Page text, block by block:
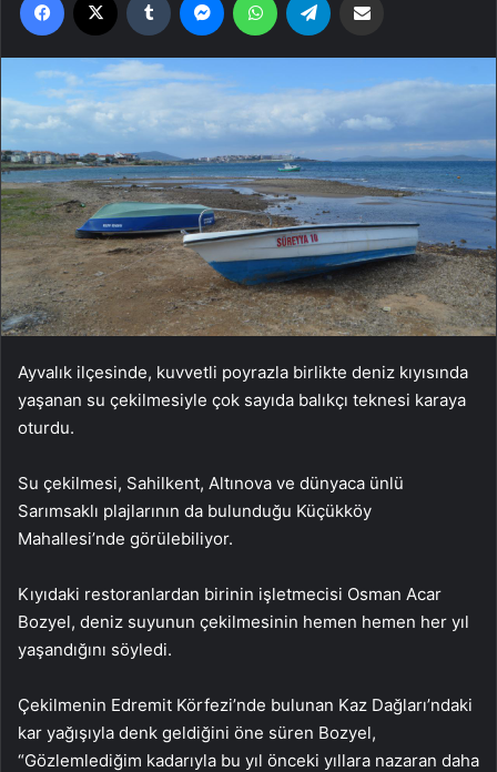
Ayvalık ilçesinde, kuvvetli poyrazla birlikte deniz kıyısında
yaşanan su çekilmesiyle çok sayıda balıkçı teknesi karaya
oturdu.
Su çekilmesi, Sahilkent, Altınova ve dünyaca ünlü
Sarımsaklı plajlarının da bulunduğu Küçükköy
Mahallesi’nde görülebiliyor.
Kıyıdaki restoranlardan birinin işletmecisi Osman Acar
Bozyel, deniz suyunun çekilmesinin hemen hemen her yıl
yaşandığını söyledi.
Çekilmenin Edremit Körfezi’nde bulunan Kaz Dağları’ndaki
kar yağışıyla denk geldiğini öne süren Bozyel,
“Gözlemlediğim kadarıyla bu yıl önceki yıllara nazaran daha